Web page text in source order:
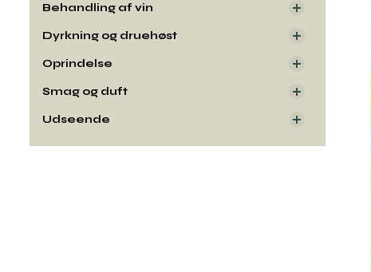
Behandling af vin
Dyrkning og druehøst
Oprindelse
Smag og duft
Udseende